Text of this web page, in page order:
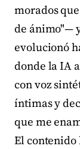
morados
de ánimo"—
evolucionó
donde la IA
con voz
íntimas y
que me
El contenido